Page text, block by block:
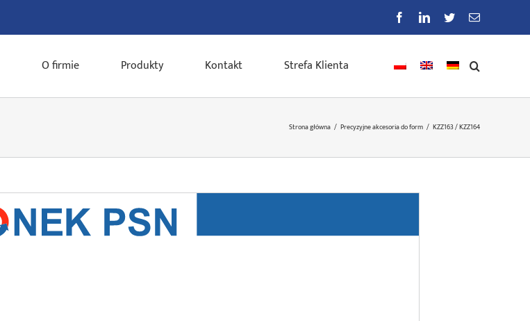
FacebookLinkedIn
TwitterE-
O firmie Produkty Kontakt Strefa Klienta
Strona główna / Precyzyjne akcesoria do form / KZZ163 / KZZ164